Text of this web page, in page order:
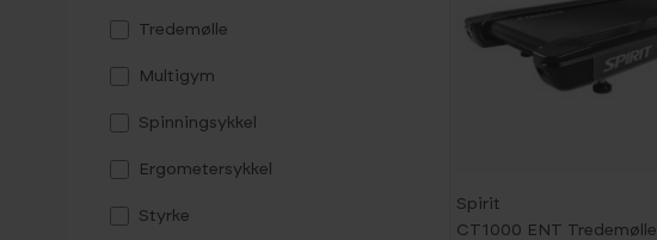
Tredemølle
Multigym
Spinningsykkel
Ergometersykkel
Styrke
Spirit
CT1000 ENT Tredemølle